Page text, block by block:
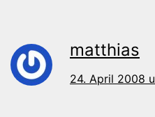
matthias
24. April 2008